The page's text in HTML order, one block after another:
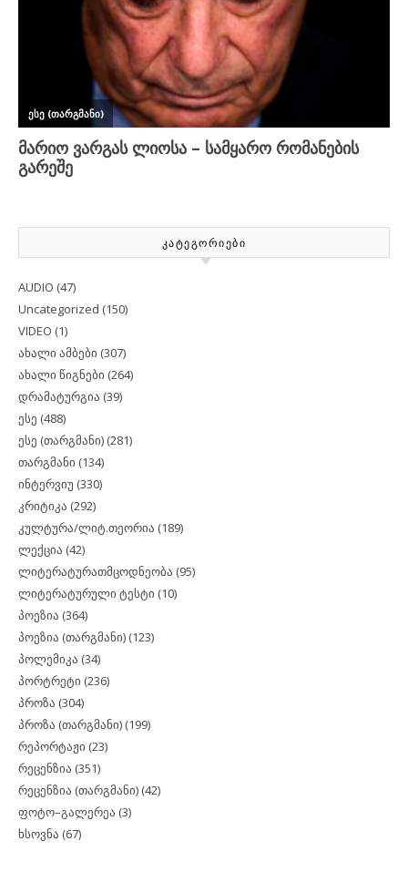
ᲙᲐᲢᲔᲒᲝᲠᲘᲔᲑᲘ
AUDIO (47)
Uncategorized (150)
VIDEO (1)
ახალი ამბები (307)
ახალი წიგნები (264)
დრამატურგია (39)
ესე (488)
ესე (თარგმანი) (281)
თარგმანი (134)
ინტერვიუ (330)
კრიტიკა (292)
კულტურა/ლიტ.თეორია (189)
ლექცია (42)
ლიტერატურათმცოდნეობა (95)
ლიტერატურული ტესტი (10)
პოეზია (364)
პოეზია (თარგმანი) (123)
პოლემიკა (34)
პორტრეტი (236)
პროზა (304)
პროზა (თარგმანი) (199)
რეპორტაჟი (23)
რეცენზია (351)
რეცენზია (თარგმანი) (42)
ფოტო–გალერეა (3)
ხსოვნა (67)